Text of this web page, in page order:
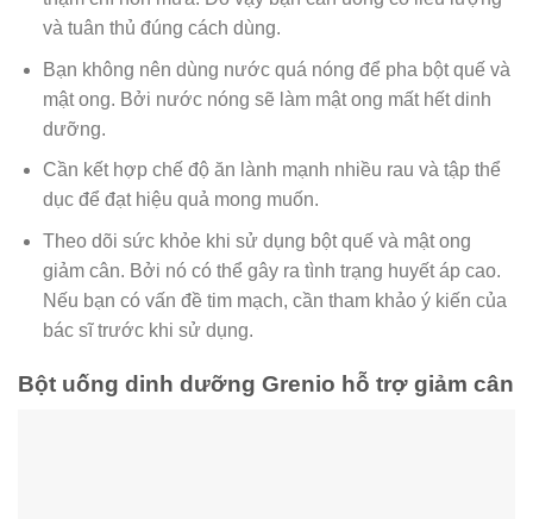
và tuân thủ đúng cách dùng.
Bạn không nên dùng nước quá nóng để pha bột quế và
mật ong. Bởi nước nóng sẽ làm mật ong mất hết dinh
dưỡng.
Cần kết hợp chế độ ăn lành mạnh nhiều rau và tập thể
dục để đạt hiệu quả mong muốn.
Theo dõi sức khỏe khi sử dụng bột quế và mật ong
giảm cân. Bởi nó có thể gây ra tình trạng huyết áp cao.
Nếu bạn có vấn đề tim mạch, cần tham khảo ý kiến của
bác sĩ trước khi sử dụng.
Bột uống dinh dưỡng Grenio hỗ trợ giảm cân